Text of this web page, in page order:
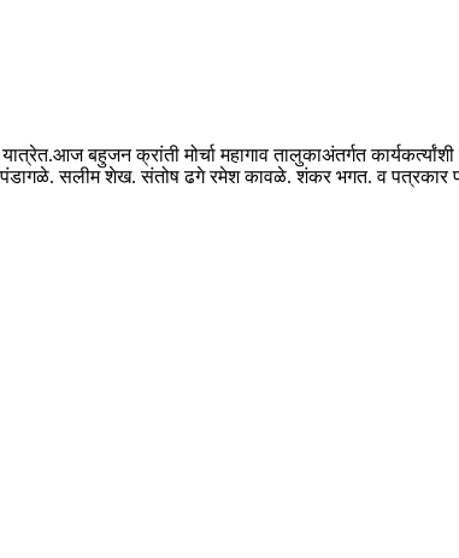
बहुजन क्रांती मोर्चा महागाव तालुकाअंतर्गत
सलीम शेख. संतोष ढगे रमेश कावळे. शंकर भगत. व पत्रकार